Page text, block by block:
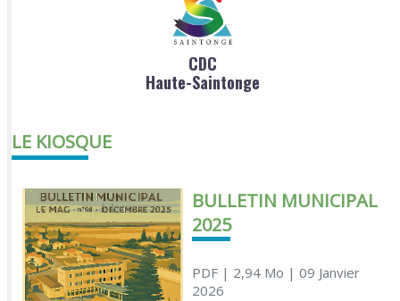
CDC
Haute-Saintonge
LE KIOSQUE
BULLETIN MUNICIPAL
2025
PDF| 2,94 Mo | 09 Janvier
2026